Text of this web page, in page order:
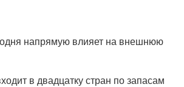
напрямую влияет на внешнюю
в двадцатку стран по запасам